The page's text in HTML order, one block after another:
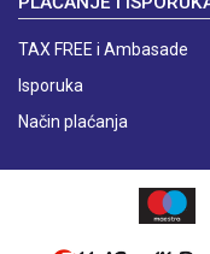
TAX FREE i Ambasade
Isporuka
Način plaćanja